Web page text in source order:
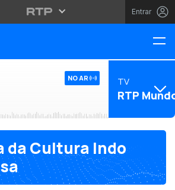
Entrar
NO AR TV
RTP
da Cultura Indo